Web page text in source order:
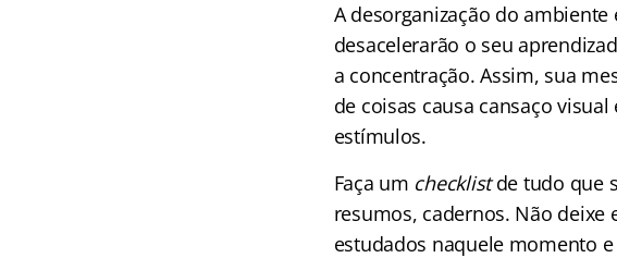
A desorganização do
desacelerarão o seu
a concentração. Assim, sua
de coisas causa cansaço
estímulos.
Faça um checklistde tudo que
resumos, cadernos. Não
estudados naquele momento